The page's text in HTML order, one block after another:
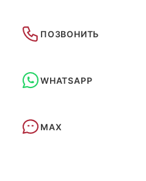
ПОЗВОНИТЬ
WHATSAPP
MAX